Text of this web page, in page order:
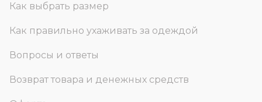
Как выбрать размер
Как правильно ухаживать за одеждой
Вопросы и ответы
Возврат товара и денежных средств